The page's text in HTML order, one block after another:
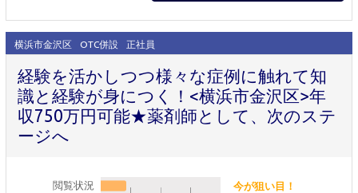
横浜市金沢区 OTC併設 正社員
経験を活かしつつ様々な症例に触れて知
識と経験が身につく！<横浜市金沢区>年
収750万円可能★薬剤師として、次のステ
ージへ
閲覧状況 今が狙い目！